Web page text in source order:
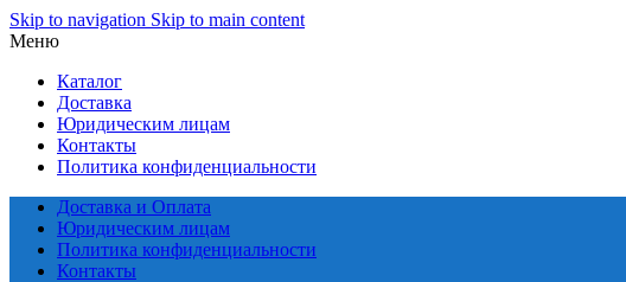
Skip to navigation Skip to main content
Меню
Каталог
Доставка
Юридическим лицам
Контакты
Политика конфиденциальности
Доставка и Оплата
Юридическим лицам
Политика конфиденциальности
Контакты